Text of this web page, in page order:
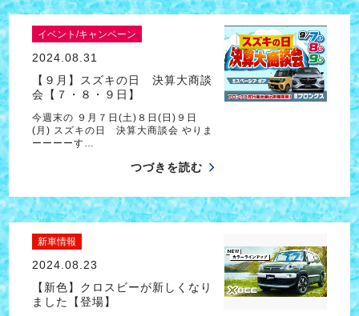
イベント/キャンペーン
2024.08.31
【９月】スズキの日 決算大商談
会【７・８・９日】
今週末の ９月７日(土)８日(日)９日
(月) スズキの日 決算大商談会 やりま
ーーーーす…
つづきを読む
新車情報
2024.08.23
【新色】クロスビーが新しくなり
ました【登場】